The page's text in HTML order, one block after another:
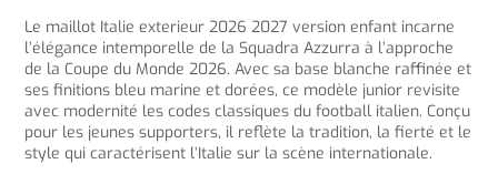
Le maillot Italie exterieur 2026 2027 version enfant incarne
l’élégance intemporelle de la Squadra Azzurra à l’approche
de la Coupe du Monde 2026. Avec sa base blanche raffinée et
ses finitions bleu marine et dorées, ce modèle junior revisite
avec modernité les codes classiques du football italien. Conçu
pour les jeunes supporters, il reflète la tradition, la fierté et le
style qui caractérisent l’Italie sur la scène internationale.